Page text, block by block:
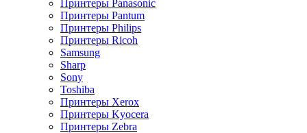
Принтеры Panasonic
Принтеры Pantum
Принтеры Philips
Принтеры Ricoh
Samsung
Sharp
Sony
Toshiba
Принтеры Xerox
Принтеры Kyocera
Принтеры Zebra